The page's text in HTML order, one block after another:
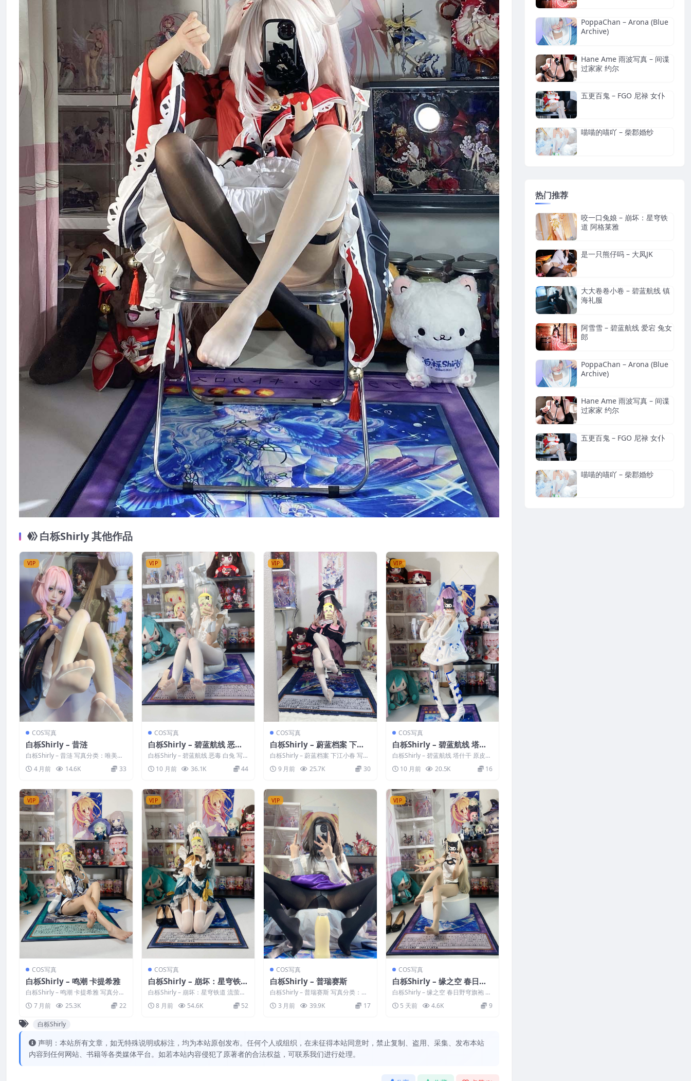
白栎Shirly 其他作品
VIP
COS写真
白栎Shirly – 昔涟
白栎Shirly – 昔涟 写真分类：唯美，
4 月前 14.6K 33
VIP
COS写真
白栎Shirly – 碧蓝航线 恶毒
白兔
白栎Shirly – 碧蓝航线 恶毒 白兔 写
真分类：唯美，参与模特：白栎Shi...
10 月前 36.1K 44
VIP
COS写真
白栎Shirly – 蔚蓝档案 下江
小春
白栎Shirly – 蔚蓝档案 下江小春 写真
分类：唯美，参与模特：白栎Shir...
9 月前 25.7K 30
VIP
COS写真
白栎Shirly – 碧蓝航线 塔什
干 原皮
白栎Shirly – 碧蓝航线 塔什干 原皮
写真分类：唯美，参与模特：白栎S
h... 10 月前 20.5K 16
VIP
COS写真
白栎Shirly – 鸣潮 卡提希雅
白栎Shirly – 鸣潮 卡提希雅 写真分
类：唯美，参与模特：白栎Shirly...
7 月前 25.3K 22
VIP
COS写真
白栎Shirly – 崩坏：星穹铁道
流萤女仆
白栎Shirly – 崩坏：星穹铁道 流萤女
仆 写真分类：唯美，参与模特：白栎
S...8 月前 54.6K 52
VIP
COS写真
白栎Shirly – 普瑞赛斯
白栎Shirly – 普瑞赛斯 写真分类：唯
3 月前 39.9K 17
VIP
COS写真
白栎Shirly – 缘之空 春日野
穹旗袍
白栎Shirly – 缘之空 春日野穹旗袍 写
真分类：唯美，参与模特：白栎Shi...
5 天前 4.6K 9
白栎Shirly
声明：本站所有文章，如无特殊说明或标注，均为本站原创发布。任何个人或组织，在未征得本站同意时，禁止复制、盗用、采集、发布本站
内容到任何网站、书籍等各类媒体平台。如若本站内容侵犯了原著者的合法权益，可联系我们进行处理。
PoppaChan – Arona (Blue
Archive)
Hane Ame 雨波写真 – 间谍
过家家 约尔
五更百鬼 – FGO 尼禄 女仆
喵喵的喵吖 – 柴郡婚纱
热门推荐
咬一口兔娘 – 崩坏：星穹铁
道 阿格莱雅
是一只熊仔吗 – 大凤JK
大大卷卷小卷 – 碧蓝航线 镇
海礼服
阿雪雪 – 碧蓝航线 爱宕 兔女
郎
PoppaChan – Arona (Blue
Archive)
Hane Ame 雨波写真 – 间谍
过家家 约尔
五更百鬼 – FGO 尼禄 女仆
喵喵的喵吖 – 柴郡婚纱